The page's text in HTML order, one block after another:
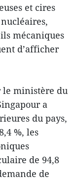
et cires
mécaniques
d’afficher
ministère du
a
du pays,
%, les
de 94,8
de